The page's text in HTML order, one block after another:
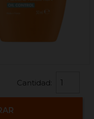
Cantidad: